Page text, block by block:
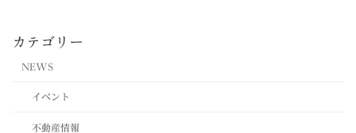
カテゴリー
NEWS
イベント
不動産情報